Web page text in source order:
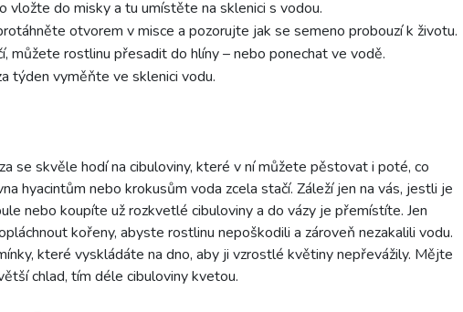
vložte do misky a tu umístěte na sklenici s vodou.
otvorem v misce a pozorujte jak se semeno probouzí k životu.
můžete rostlinu přesadit do hlíny – nebo ponechat ve vodě.
týden vyměňte ve sklenici vodu.
se skvěle hodí na cibuloviny, které v ní můžete pěstovat i poté, co
hyacintům nebo krokusům voda zcela stačí. Záleží jen na vás, jestli je
nebo koupíte už rozkvetlé cibuloviny a do vázy je přemístíte. Jen
kořeny, abyste rostlinu nepoškodili a zároveň nezakalili vodu.
které vyskládáte na dno, aby ji vzrostlé květiny nepřevážily. Mějte
chlad, tím déle cibuloviny kvetou.